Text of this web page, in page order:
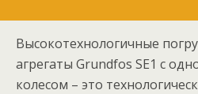
Высокотехнологичные
агрегаты Grundfos SE1 с
колесом – это